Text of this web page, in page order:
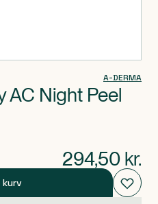
A-DERMA
AC Night Peel
294,50 kr.